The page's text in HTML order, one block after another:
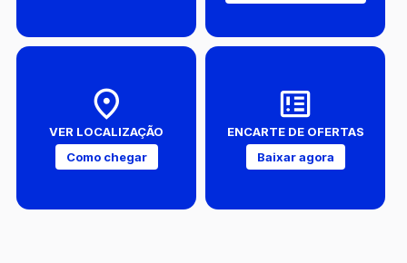
VER LOCALIZAÇÃO
Como chegar
ENCARTE DE OFERTAS
Baixar agora